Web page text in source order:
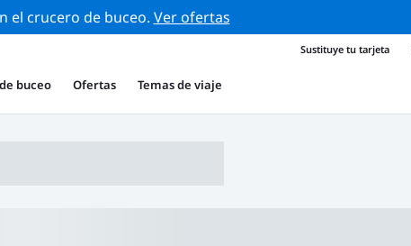
el crucero de buceo. Ver ofertas
Sustituye tu tarjeta
buceo Ofertas Temas de viaje